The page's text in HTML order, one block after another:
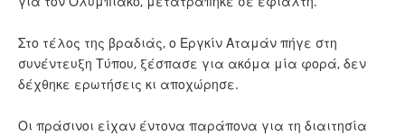
Στο τέλος της βραδιάς, ο Εργκίν Αταμάν πήγε στη
συνέντευξη Τύπου, ξέσπασε για ακόμα μία φορά, δεν
δέχθηκε ερωτήσεις κι αποχώρησε.
Οι πράσινοι είχαν έντονα παράπονα για τη διαιτησία